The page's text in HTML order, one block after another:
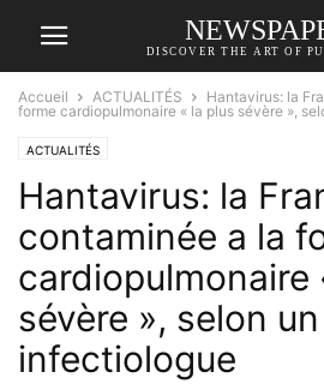
DISCOVER THE ART OF
Accueil ACTUALITÉS
Hantavirus: la
forme cardiopulmonaire « la plus sévère »,
ACTUALITÉS
Hantavirus: la
contaminée a la
cardiopulmonaire
sévère », selon un
infectiologue